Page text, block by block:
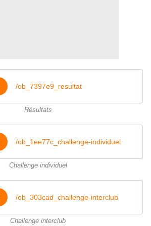
/ob_7397e9_resultat
Résultats
/ob_1ee77c_challenge-individuel
Challenge individuel
/ob_303cad_challenge-interclub
Challenge interclub